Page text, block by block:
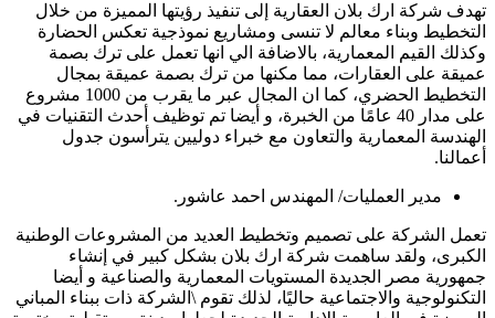
تهدف شركة ارك بلان العقارية إلى تنفيذ رؤيتها المميزة من خلال
التخطيط وبناء معالم لا تنسى ومشاريع نموذجية تعكس الحضارة
وكذلك القيم المعمارية، بالاضافة الي انها تعمل على ترك بصمة
عميقة على العقارات، مما مكنها من ترك بصمة عميقة بمجال
التخطيط الحضري، كما ان المجال عبر ما يقرب من 1000 مشروع
على مدار 40 عامًا من الخبرة، و أيضا تم توظيف أحدث التقنيات في
الهندسة المعمارية والتعاون مع خبراء دوليين يترأسون جدول
أعمالنا.
مدير العمليات/ المهندس احمد عاشور.
تعمل الشركة على تصميم وتخطيط العديد من المشروعات الوطنية
الكبرى، ولقد ساهمت شركة ارك بلان بشكل كبير في إنشاء
جمهورية مصر الجديدة المستويات المعمارية والصناعية و أيضا
التكنولوجية والاجتماعية حاليًا، لذلك تقوم \الشركة ذات ببناء المباني